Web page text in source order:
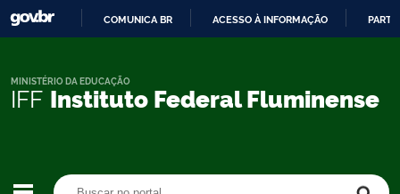
CONTEÚDO
COMUNICA BR ACESSO À INFORMAÇÃO
IFF Instituto Federal Fluminense
MINISTÉRIO DA EDUCAÇÃO